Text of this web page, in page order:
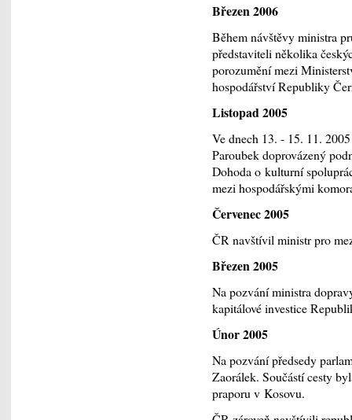
Březen 2006
Během návštěvy ministra
představiteli několika
porozumění mezi
hospodářství Republiky
Listopad 2005
Ve dnech 13. - 15. 11.
Paroubek doprovázený
Dohoda o kulturní
mezi hospodářskými
Červenec 2005
ČR navštívil ministr pro
Březen 2005
Na pozvání ministra
kapitálové investice
Únor 2005
Na pozvání předsedy
Zaorálek. Součástí cesty
praporu v Kosovu.